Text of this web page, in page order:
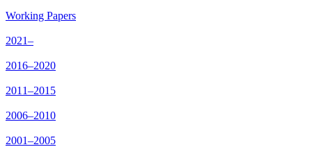
Working Papers
2021–
2016–2020
2011–2015
2006–2010
2001–2005